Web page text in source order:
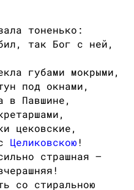
тоненько:
так Бог с ней,
губами мокрыми,
под окнами,
в Павшине,
цековские,
Целиковскою !
страшная —
со стиральною